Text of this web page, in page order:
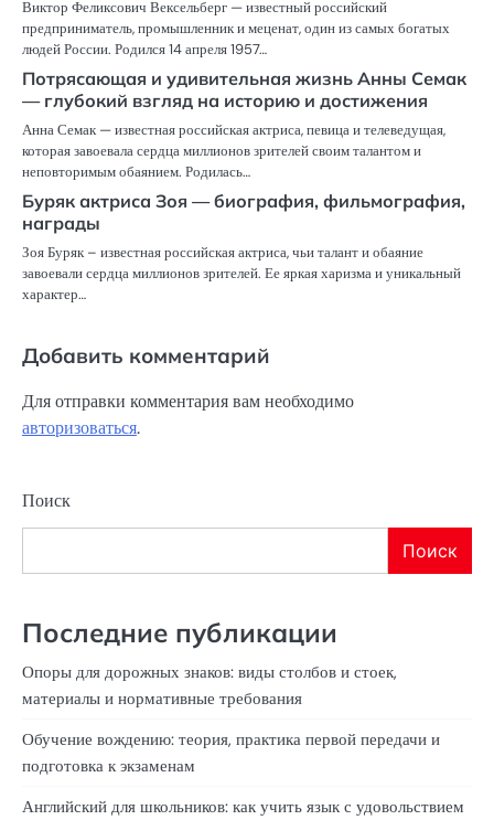
Виктор Феликсович Вексельберг — известный российский
предприниматель, промышленник и меценат, один из самых богатых
людей России. Родился 14 апреля 1957…
Потрясающая и удивительная жизнь Анны Семак
— глубокий взгляд на историю и достижения
Анна Семак — известная российская актриса, певица и телеведущая,
которая завоевала сердца миллионов зрителей своим талантом и
неповторимым обаянием. Родилась…
Буряк актриса Зоя — биография, фильмография,
награды
Зоя Буряк – известная российская актриса, чьи талант и обаяние
завоевали сердца миллионов зрителей. Ее яркая харизма и уникальный
характер…
Добавить комментарий
Для отправки комментария вам необходимо
авторизоваться.
Поиск
Поиск
Последние публикации
Опоры для дорожных знаков: виды столбов и стоек,
материалы и нормативные требования
Обучение вождению: теория, практика первой передачи и
подготовка к экзаменам
Английский для школьников: как учить язык с удовольствием